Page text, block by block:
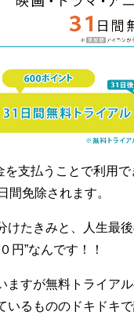
支払うことで利用
間免除されます。
けたきみと、人生最
円”なんです！！
ますが無料トライア
いるもののドキドキ